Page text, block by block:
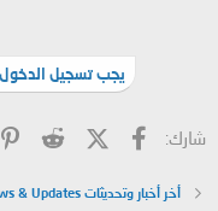
يجب تسجيل
شارك: فيسبوكX (Twitter)
Reddit
أخر أخبار وتحديثات GSM News & Updates